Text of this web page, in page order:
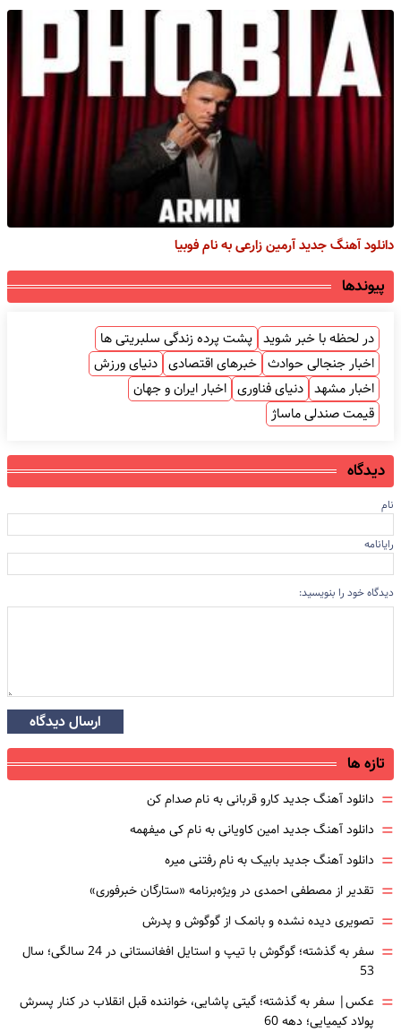
دانلود آهنگ جدید آرمین زارعی به نام فوبیا
پیوندها
در لحظه با خبر شوید پشت پرده زندگی سلبریتی ها
اخبار جنجالی حوادث خبرهای اقتصادی دنیای ورزش
اخبار مشهد دنیای فناوری اخبار ایران و جهان
قیمت صندلی ماساژ
دیدگاه
نام
رایانامه
دیدگاه خود را بنویسید:
ارسال دیدگاه
تازه ها
= دانلود آهنگ جدید کارو قربانی به نام صدام کن
= دانلود آهنگ جدید امین کاویانی به نام کی میفهمه
= دانلود آهنگ جدید بابیک به نام رفتنی میره
= تقدیر از مصطفی احمدی در ویژه‌برنامه «ستارگان خبرفوری»
= تصویری دیده نشده و بانمک از گوگوش و پدرش
=
سفر به گذشته؛ گوگوش با تیپ و استایل افغانستانی در 24 سالگی؛ سال
53
= عکس| سفر به گذشته؛ گیتی پاشایی، خواننده قبل انقلاب در کنار پسرش
پولاد کیمیایی؛ دهه 60